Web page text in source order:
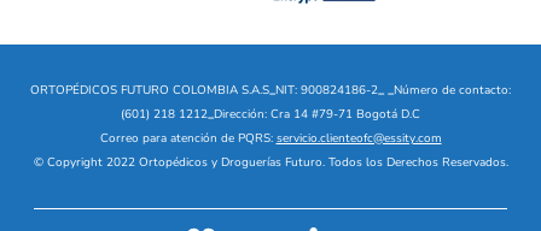
ORTOPÉDICOS FUTURO COLOMBIA S.A.S_NIT: 900824186-2_ _Número de contacto:
(601) 218 1212_Dirección: Cra 14 #79-71 Bogotá D.C
Correo para atención de PQRS: servicio.clienteofc@essity.com
© Copyright 2022 Ortopédicos y Droguerías Futuro. Todos los Derechos Reservados.